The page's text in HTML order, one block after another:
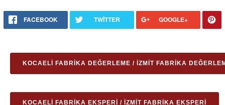
FACEBOOK TWITTER GOOGLE+
KOCAELI FABRIKA DEĞERLEME / İZMIT FABRIKA
KOCAELI FABRIKA EKSPERI / İZMIT FABRIKA EKSPERI